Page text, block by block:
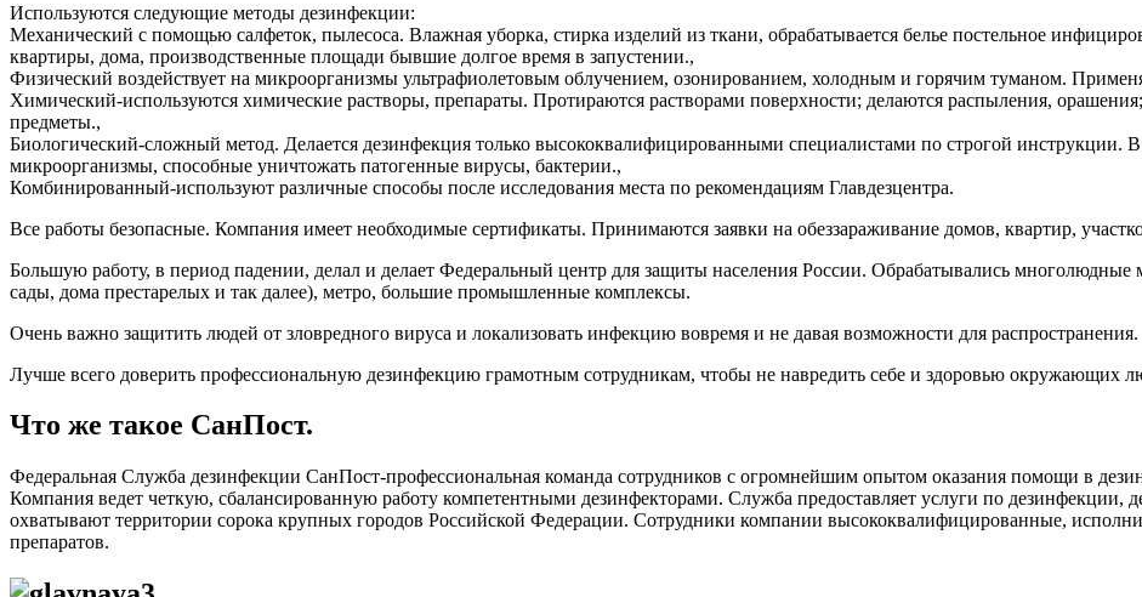
Используются следующие методы дезинфекции:
Механический с помощью салфеток, пылесоса. Влажная уборка, стирка изделий из ткани, обрабатывается белье постельное
квартиры, дома, производственные площади бывшие долгое время в запустении.,
Физический воздействует на микроорганизмы ультрафиолетовым облучением, озонированием, холодным и горячим туманом.
Химический-используются химические растворы, препараты. Протираются растворами поверхности; делаются распыления,
предметы.,
Биологический-сложный метод. Делается дезинфекция только высококвалифицированными специалистами по строгой инструкции.
микроорганизмы, способные уничтожать патогенные вирусы, бактерии.,
Комбинированный-используют различные способы после исследования места по рекомендациям Главдезцентра.
Все работы безопасные. Компания имеет необходимые сертификаты. Принимаются заявки на обеззараживание домов, квартир,
Большую работу, в период падении, делал и делает Федеральный центр для защиты населения России. Обрабатывались
сады, дома престарелых и так далее), метро, большие промышленные комплексы.
Очень важно защитить людей от зловредного вируса и локализовать инфекцию вовремя и не давая возможности для распространения.
Лучше всего доверить профессиональную дезинфекцию грамотным сотрудникам, чтобы не навредить себе и здоровью окружающих
Что же такое СанПост.
Федеральная Служба дезинфекции СанПост-профессиональная команда сотрудников с огромнейшим опытом оказания помощи в
Компания ведет четкую, сбалансированную работу компетентными дезинфекторами. Служба предоставляет услуги по дезинфекции,
охватывают территории сорока крупных городов Российской Федерации. Сотрудники компании высококвалифицированные,
препаратов.